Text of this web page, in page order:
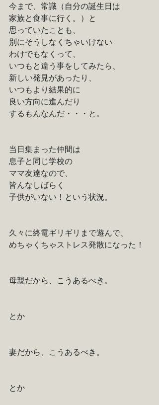
今まで、常識（自分の誕生日は
家族と食事に行く。）と
思っていたことも、
別にそうしなくちゃいけない
わけでもなくって、
いつもと違う事をしてみたら、
新しい発見があったり、
いつもより結果的に
良い方向に進んだり
するもんなんだ・・・と。
当日集まった仲間は
息子と同じ学校の
ママ友達なので、
皆んなしばらく
子供がいない！という状況。
久々に終電ギリギリまで遊んで、
めちゃくちゃストレス発散になった！
母親だから、こうあるべき。
とか
妻だから、こうあるべき。
とか